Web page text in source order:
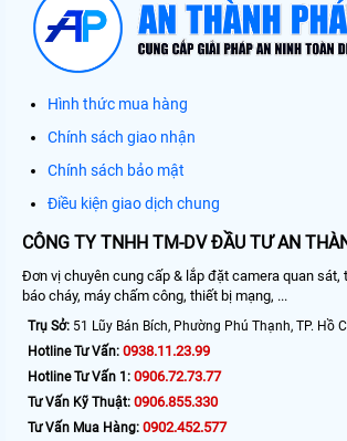
Hình thức mua hàng
Chính sách giao nhận
Chính sách bảo mật
Điều kiện giao dịch chung
CÔNG TY TNHH TM-DV ĐẦU TƯ AN
Đơn vị chuyên cung cấp & lắp đặt camera quan sát,
báo cháy, máy chấm công, thiết bị mạng, ...
Trụ Sở: 51 Lũy Bán Bích, Phường Phú Thạnh, TP. Hồ
Hotline Tư Vấn: 0938.11.23.99
Hotline Tư Vấn 1: 0906.72.73.77
Tư Vấn Kỹ Thuật: 0906.855.330
Tư Vấn Mua Hàng: 0902.452.577